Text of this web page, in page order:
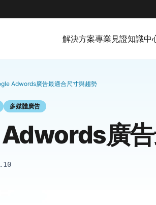
解決方案專業見證知識中
Adwords廣告最適合尺寸與趨勢
多媒體廣告
廣